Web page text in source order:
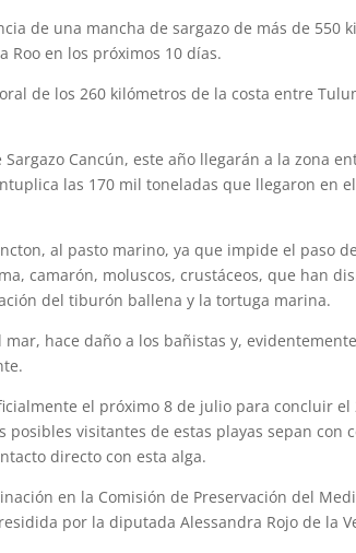
de una mancha de sargazo de más de 550
Roo en los próximos 10 días.
de los 260 kilómetros de la costa entre
Cancún, este año llegarán a la zona
las 170 mil toneladas que llegaron en el
al pasto marino, ya que impide el paso
camarón, moluscos, crustáceos, que han
del tiburón ballena y la tortuga marina.
hace daño a los bañistas y,
el próximo 8 de julio para concluir el
visitantes de estas playas sepan con
directo con esta alga.
en la Comisión de Preservación del
por la diputada Alessandra Rojo de la